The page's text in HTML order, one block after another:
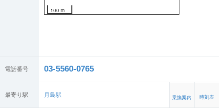
100 m
電話番号 03-5560-0765
最寄り駅 月島駅 乗換案内 時刻表